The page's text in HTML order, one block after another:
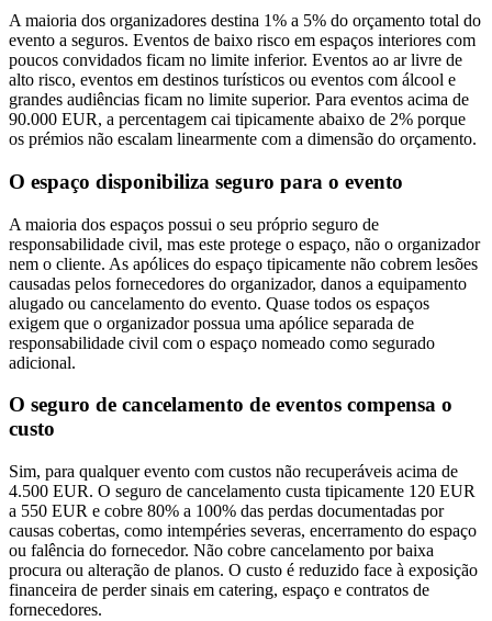
A maioria dos organizadores destina 1% a 5% do orçamento total do
evento a seguros. Eventos de baixo risco em espaços interiores com
poucos convidados ficam no limite inferior. Eventos ao ar livre de
alto risco, eventos em destinos turísticos ou eventos com álcool e
grandes audiências ficam no limite superior. Para eventos acima de
90.000 EUR, a percentagem cai tipicamente abaixo de 2% porque
os prémios não escalam linearmente com a dimensão do orçamento.
O espaço disponibiliza seguro para o evento
A maioria dos espaços possui o seu próprio seguro de
responsabilidade civil, mas este protege o espaço, não o organizador
nem o cliente. As apólices do espaço tipicamente não cobrem lesões
causadas pelos fornecedores do organizador, danos a equipamento
alugado ou cancelamento do evento. Quase todos os espaços
exigem que o organizador possua uma apólice separada de
responsabilidade civil com o espaço nomeado como segurado
adicional.
O seguro de cancelamento de eventos compensa o
custo
Sim, para qualquer evento com custos não recuperáveis acima de
4.500 EUR. O seguro de cancelamento custa tipicamente 120 EUR
a 550 EUR e cobre 80% a 100% das perdas documentadas por
causas cobertas, como intempéries severas, encerramento do espaço
ou falência do fornecedor. Não cobre cancelamento por baixa
procura ou alteração de planos. O custo é reduzido face à exposição
financeira de perder sinais em catering, espaço e contratos de
fornecedores.